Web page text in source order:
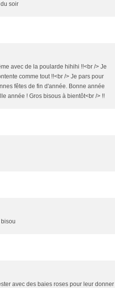
soir
avec de la poularde hihihi !!<br /> Je
comme tout !!<br /> Je pars pour
fêtes de fin d'année. Bonne année
année ! Gros bisous à bientôt<br /> !!
avec des baies roses pour leur donner